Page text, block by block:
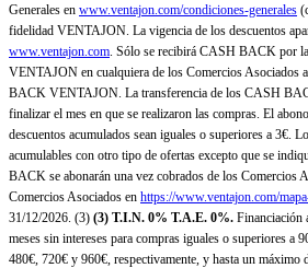
Generales en www.ventajon.com/condiciones-generales
fidelidad VENTAJON. La vigencia de los descuentos
www.ventajon.com. Sólo se recibirá CASH BACK por
VENTAJON en cualquiera de los Comercios Asociados
BACK VENTAJON. La transferencia de los CASH
finalizar el mes en que se realizaron las compras. El
descuentos acumulados sean iguales o superiores a 3€.
acumulables con otro tipo de ofertas excepto que se
BACK se abonarán una vez cobrados de los Comercios
Comercios Asociados en https://www.ventajon.com/
31/12/2026. (3) (3) T.I.N. 0% T.A.E. 0%. Financiación
meses sin intereses para compras iguales o superiores a
480€, 720€ y 960€, respectivamente, y hasta un máximo